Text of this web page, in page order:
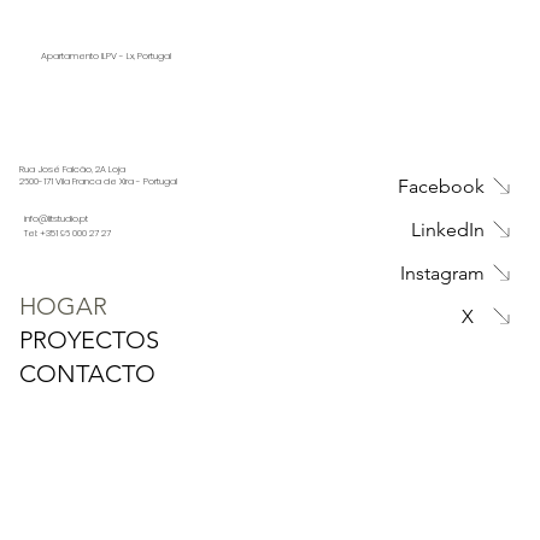
Apartamento ILPV - Lx, Portugal
info@litstudio.pt
Tel: +351 96 000 27 27
Rua José Falcão, 2A Loja
2600-171 Vila Franca de Xira - Portugal
HOGAR
PROYECTOS
CONTACTO
Facebook
LinkedIn
Instagram
X